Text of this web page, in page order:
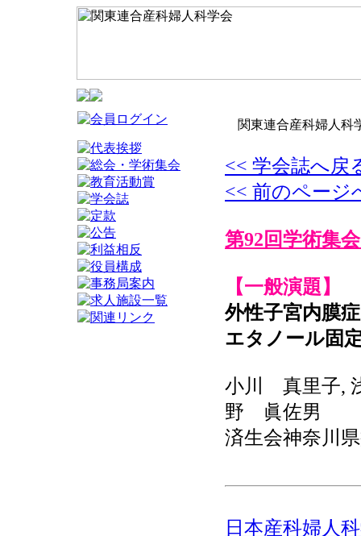
関東連合産科婦人科
<< 学会誌へ戻
<< 前のページ
第92回学術集会
【一般演題】
外性子宮内膜
エタノール固
小川 真里子,
野 眞佐男
済生会神奈川
日本産科婦人